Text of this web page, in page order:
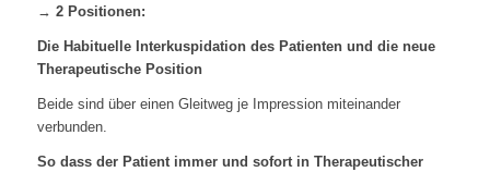
→ 2 Positionen:
Die Habituelle Interkuspidation des Patienten und die neue
Therapeutische Position
Beide sind über einen Gleitweg je Impression miteinander
verbunden.
So dass der Patient immer und sofort in Therapeutischer